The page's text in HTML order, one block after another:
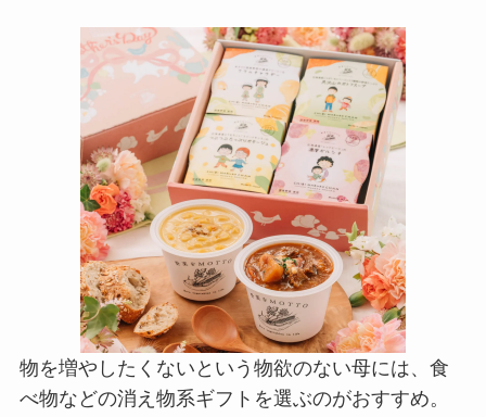
物を増やしたくないという物欲のない母には、食
べ物などの消え物系ギフトを選ぶのがおすすめ。